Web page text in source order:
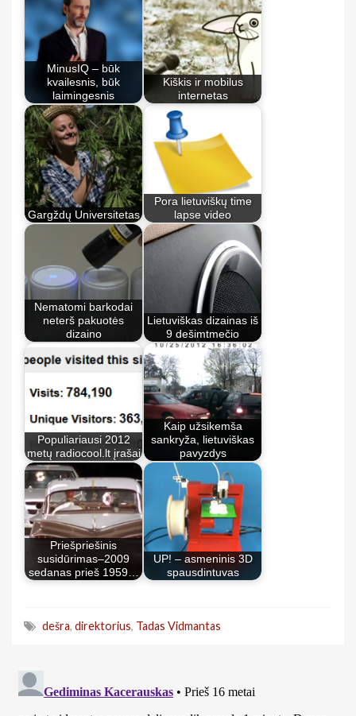
MinusIQ – būk
kvailesnis, būk
laimingesnis
Kiškis ir mobilus
internetas
Gargždų Universitetas
Pora lietuviškų time
lapse video
Nematomi barkodai
neterš pakuotės
dizaino
Lietuviškas dizainas iš
9 dešimtmečio
Populiariausi 2012
metų radiocool.lt įrašai
Kaip užsikemša
sankryža, lietuviškas
pavyzdys
Priešpriešinis
susidūrimas–2009
sedanas prieš 1959…
UP! – asmeninis 3D
spausdintuvas
dešra, direktorius, Tadas Vidmantas